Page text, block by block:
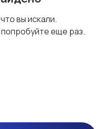
вы искали.
еще раз.